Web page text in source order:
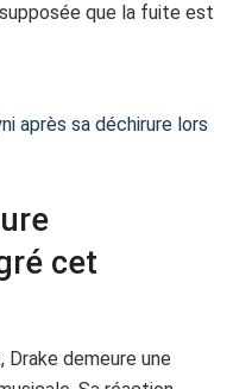
que la fuite est
après sa déchirure lors
cet
demeure une